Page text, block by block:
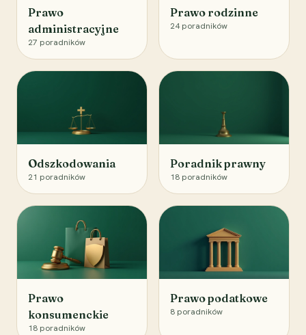
Prawo
administracyjne
27 poradników
Prawo rodzinne
24 poradników
Odszkodowania
21 poradników
Poradnik prawny
18 poradników
Prawo
konsumenckie
18 poradników
Prawo podatkowe
8 poradników